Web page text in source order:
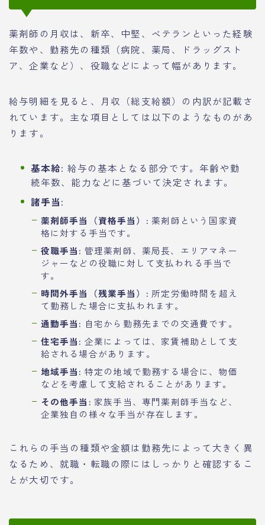
薬剤師の月収は、新卒、中堅、ベテランといった経験
年数や、勤務先の種類（病院、薬局、ドラッグスト
ア、企業など）、役職などによって幅があります。
給与明細を見ると、月収（総支給額）の内訳が記載さ
れています。主な項目としては以下のようなものがあ
ります。
基本給: 給与の基本となる部分です。年齢や勤
続年数、能力などに基づいて決定されます。
諸手当:
薬剤師手当（資格手当）: 薬剤師という国家資
格に対する手当です。
役職手当: 管理薬剤師、薬局長、エリアマネー
ジャーなどの役職に対して支払われる手当で
す。
時間外手当（残業手当）: 所定労働時間を超え
て勤務した場合に支払われます。
通勤手当: 自宅から勤務先までの交通費です。
住宅手当: 企業によっては、家賃補助として支
給される場合があります。
地域手当: 特定の地域で勤務する場合に、物価
などを考慮して支給されることがあります。
その他手当: 家族手当、専門薬剤師手当など、
企業独自の様々な手当が存在します。
これらの手当の種類や金額は勤務先によって大きく異
なるため、就職・転職の際にはしっかりと確認するこ
とが大切です。